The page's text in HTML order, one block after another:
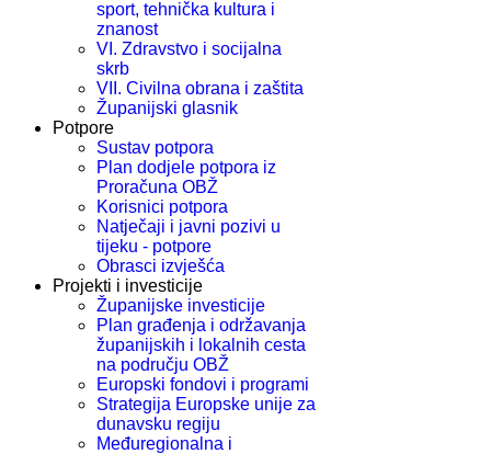
sport, tehnička kultura i
znanost
VI. Zdravstvo i socijalna
skrb
VII. Civilna obrana i zaštita
Županijski glasnik
Potpore
Sustav potpora
Plan dodjele potpora iz
Proračuna OBŽ
Korisnici potpora
Natječaji i javni pozivi u
tijeku - potpore
Obrasci izvješća
Projekti i investicije
Županijske investicije
Plan građenja i održavanja
županijskih i lokalnih cesta
na području OBŽ
Europski fondovi i programi
Strategija Europske unije za
dunavsku regiju
Međuregionalna i